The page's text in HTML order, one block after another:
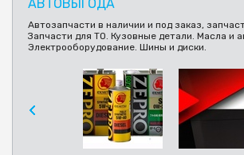
АВТОВЫГОДА
Автозапчасти в наличии и под заказ,
Запчасти для ТО. Кузовные детали. Масла и
Электрооборудование. Шины и диски.